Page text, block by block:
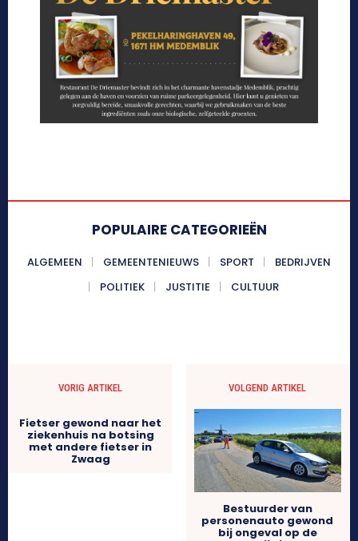
POPULAIRE CATEGORIEËN
ALGEMEEN GEMEENTENIEUWS SPORT
BEDRIJVEN
POLITIEK
JUSTITIE CULTUUR
VORIG ARTIKEL
Fietser gewond naar het
ziekenhuis na botsing
met andere fietser in
Zwaag
VOLGEND ARTIKEL
Bestuurder van
personenauto gewond
bij ongeval op de